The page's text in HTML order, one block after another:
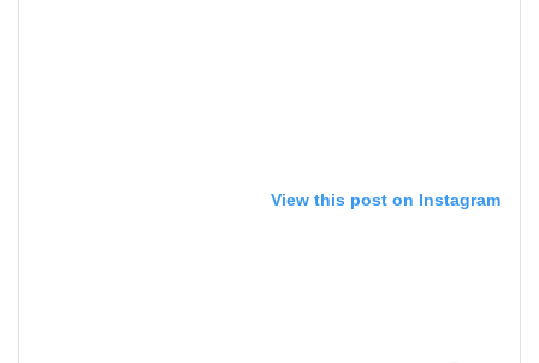
View this post on Instagram